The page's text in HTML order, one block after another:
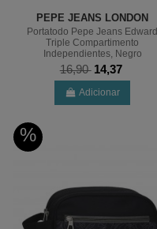
PEPE JEANS LONDON
Portatodo Pepe Jeans Edward
Triple Compartimento
Independientes, Negro
16,90 14,37
Adicionar
%